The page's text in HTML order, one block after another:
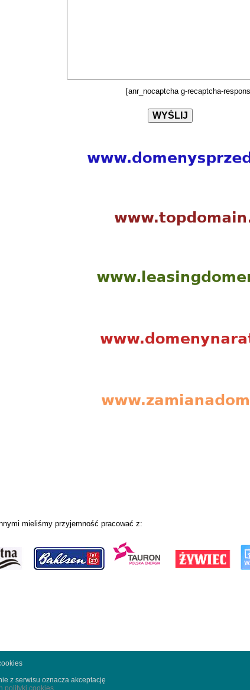
[anr_nocaptcha g-recaptcha-
mieliśmy przyjemność pracować z:
z serwisu oznacza akceptację
polityki cookies